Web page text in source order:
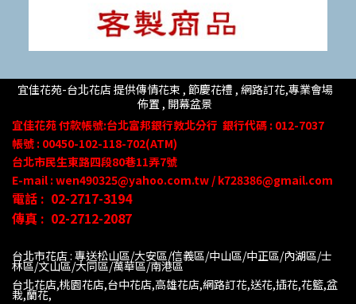
宜佳花苑-台北花店 提供傳情花束 , 節慶花禮 , 網路訂花,專業會場
佈置 , 開幕盆景
宜佳花苑付款帳號:台北富邦銀行敦北分行 銀行代碼 : 012-7037
帳號 : 00450-102-118-702(ATM)
台北市民生東路四段80巷11弄7號
E-mail : wen490325@yahoo.com.tw / k728386@gmail.com
電話 : 02-2717-3194
傳真 : 02-2712-2087
台北市花店 : 專送松山區/大安區/信義區/中山區/中正區/內湖區/士
林區/文山區/大同區/萬華區/南港區
台北花店,桃園花店,台中花店,高雄花店,網路訂花,送花,插花,花籃,盆
栽,蘭花,